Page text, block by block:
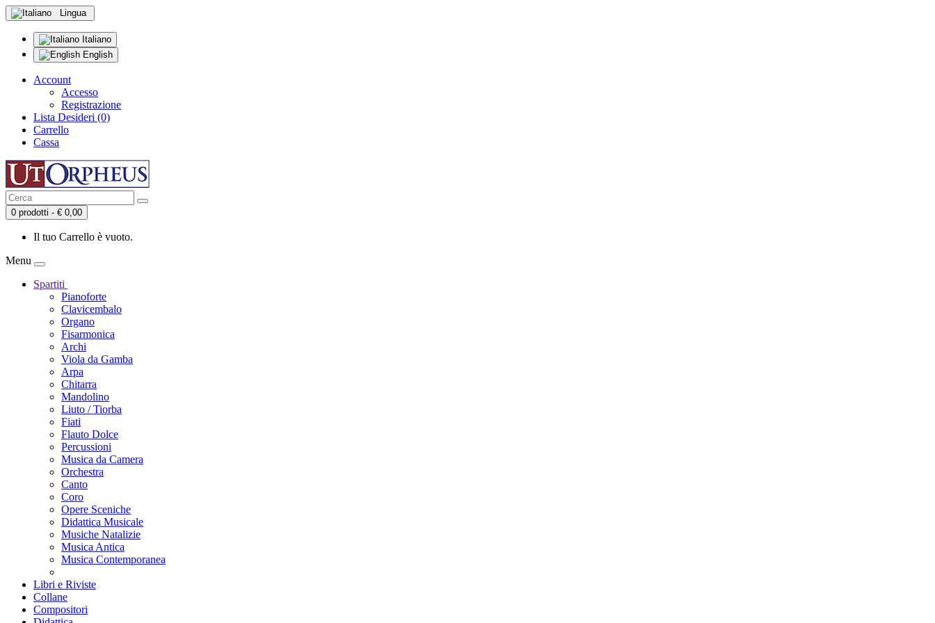
Lingua
Italiano
English
Account
Accesso
Registrazione
Lista Desideri (0)
Carrello
Cassa
0 prodotti - € 0,00
Il tuo Carrello è vuoto.
Menu
Spartiti
Pianoforte
Clavicembalo
Organo
Fisarmonica
Archi
Viola da Gamba
Arpa
Chitarra
Mandolino
Liuto / Tiorba
Fiati
Flauto Dolce
Percussioni
Musica da Camera
Orchestra
Canto
Coro
Opere Sceniche
Didattica Musicale
Musiche Natalizie
Musica Antica
Musica Contemporanea
Libri e Riviste
Collane
Compositori